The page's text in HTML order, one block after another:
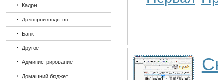
Кадры
Делопроизводство
Банк
Другое
Администрирование
Домашний бюджет